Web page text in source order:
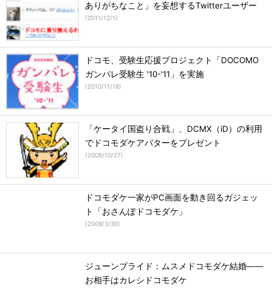
ありがちなこと」を妄想するTwitterユーザー
(2011/12/1)
ドコモ、受験生応援プロジェクト「DOCOMO
ガンバレ受験生 '10-'11」を実施
(2010/11/18)
「ケータイ国盗り合戦」、DCMX（iD）の利用
でドコモダケアバターをプレゼント
(2009/10/27)
ドコモダケ一家がPC画面を動き回るガジェッ
ト「おさんぽドコモダケ」
(2009/3/30)
ジューンブライド：ムスメドコモダケ結婚――
お相手はカレシドコモダケ